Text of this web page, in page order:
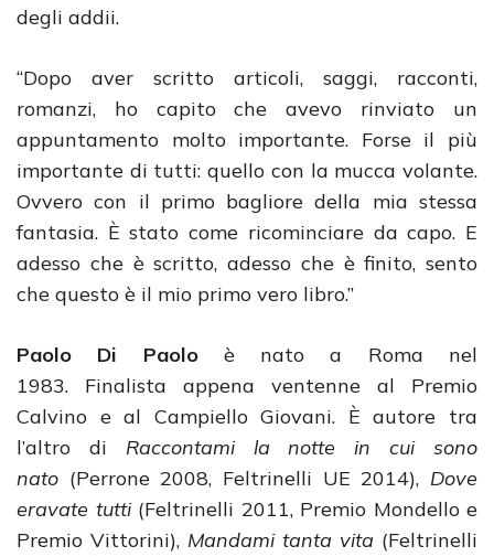
degli addii.
“Dopo aver scritto articoli, saggi, racconti,
romanzi, ho capito che avevo rinviato un
appuntamento molto importante. Forse il più
importante di tutti: quello con la mucca volante.
Ovvero con il primo bagliore della mia stessa
fantasia. È stato come ricominciare da capo. E
adesso che è scritto, adesso che è finito, sento
che questo è il mio primo vero libro.”
Paolo Di Paoloè nato a Roma nel
1983. Finalista appena ventenne al Premio
Calvino e al Campiello Giovani. È autore tra
l’altro di Raccontami la notte in cui sono
nato (Perrone 2008, Feltrinelli UE 2014), Dove
eravate tutti(Feltrinelli 2011, Premio Mondello e
Premio Vittorini), Mandami tanta vita (Feltrinelli